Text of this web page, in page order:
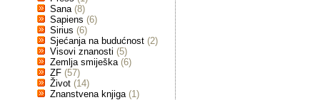
Sana (8)
Sapiens (6)
Sirius (6)
Sjećanja na budućnost (2)
Visovi znanosti (5)
Zemlja smiješka (6)
ZF (57)
Život (14)
Znanstvena knjiga (1)